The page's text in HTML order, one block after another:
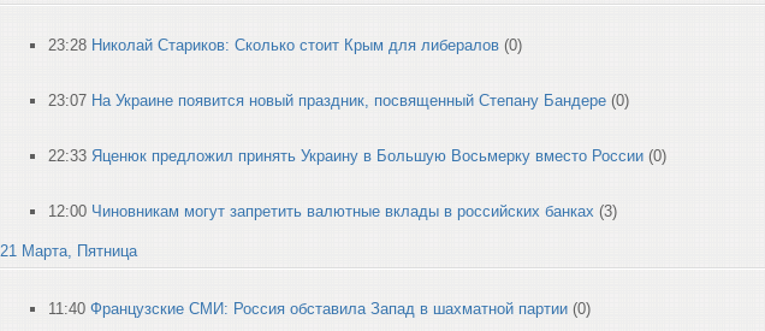
23:28 Николай Стариков: Сколько стоит Крым для либералов (0)
23:07 На Украине появится новый праздник, посвященный Степану Бандере (0)
22:33 Яценюк предложил принять Украину в Большую Восьмерку вместо России (0)
12:00 Чиновникам могут запретить валютные вклады в российских банках (3)
21 Марта, Пятница
11:40 Французские СМИ: Россия обставила Запад в шахматной партии (0)